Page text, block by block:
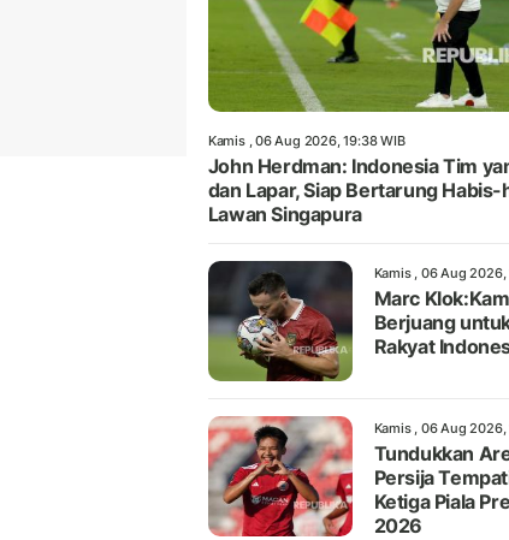
Kamis , 06 Aug 2026, 19:38 WIB
John Herdman: Indonesia Tim
dan Lapar, Siap Bertarung Habis-
Lawan Singapura
Kamis , 06 Aug 2026,
Marc
Berjuang
Rakyat
Kamis , 06 Aug 2026,
Tundukkan
Persija
Ketiga Piala
2026